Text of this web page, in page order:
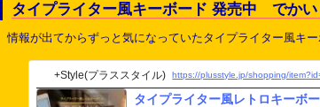
タイプライター風キーボード 発売中 でか
情報が出てからずっと気になっていたタイプライター風キ
+Style(プラススタイル) https://plusstyle.jp/shopping/
タイプライター風レトロキーボ